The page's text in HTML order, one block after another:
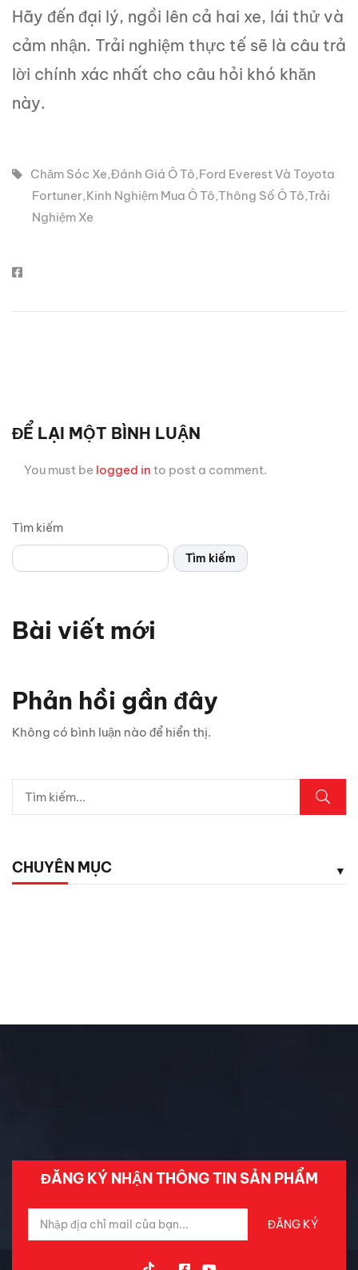
Tìm kiếm
Tìm kiếm
Bài viết mới
Chỉ 1 sợi cáp, Android Box Santek ST830 lột xác hoàn
toàn màn hình zin ô tô!
5 vị trí trên ô tô cần kiểm tra ngay sau mưa lớn
Top dụng cụ cứu hộ mọi tài xế cần có phòng khi hết ắc
Phản hồi gần đây
Không có bình luận nào để hiển thị.
CHUYÊN MỤC
Hãy đến đại lý, ngồi lên cả hai xe, lái thử và
cảm nhận. Trải nghiệm thực tế sẽ là câu trả
lời chính xác nhất cho câu hỏi khó khăn
này.
Chăm Sóc Xe,Đánh Giá Ô Tô,Ford Everest Và Toyota
Fortuner,Kinh Nghiệm Mua Ô Tô,Thông Số Ô Tô,Trải
Nghiệm Xe
ĐỂ LẠI MỘT BÌNH LUẬN
You must be logged in to post a comment.
ĐĂNG KÝ NHẬN THÔNG TIN SẢN PHẨM